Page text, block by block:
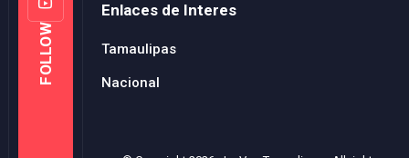
FOLLOW
Enlaces de Interes
Tamaulipas
Nacional